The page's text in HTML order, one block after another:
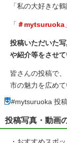
「私の大好きな
「 ＃mytsuruoka
投稿いただいた
や紹介等をさせて
皆さんの投稿で
市の魅力を広めて
#mytsuruoka 投
投稿写真・動画
・おすすめスポッ